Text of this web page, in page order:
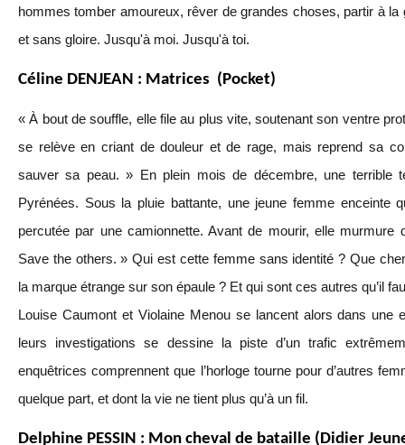
hommes tomber amoureux, rêver de grandes choses, partir à
et sans gloire. Jusqu'à moi. Jusqu'à toi.
Céline DENJEAN : Matrices (Pocket)
« À bout de souffle, elle file au plus vite, soutenant son ventre
se relève en criant de douleur et de rage, mais reprend sa
sauver sa peau. » En plein mois de décembre, une terrible
Pyrénées. Sous la pluie battante, une jeune femme enceinte
percutée par une camionnette. Avant de mourir, elle murmure
Save the others. » Qui est cette femme sans identité ? Que
la marque étrange sur son épaule ? Et qui sont ces autres qu’il
Louise Caumont et Violaine Menou se lancent alors dans une
leurs investigations se dessine la piste d’un trafic
enquêtrices comprennent que l’horloge tourne pour d’autres
quelque part, et dont la vie ne tient plus qu’à un fil.
Delphine PESSIN : Mon cheval de bataille (Didier